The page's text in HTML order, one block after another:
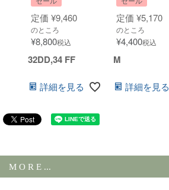
定価 ¥9,460
のところ
¥8,800税込
32DD,34 FF
詳細を見る
定価 ¥5,170
のところ
¥4,400税込
M
詳細を見る
M O R E ...